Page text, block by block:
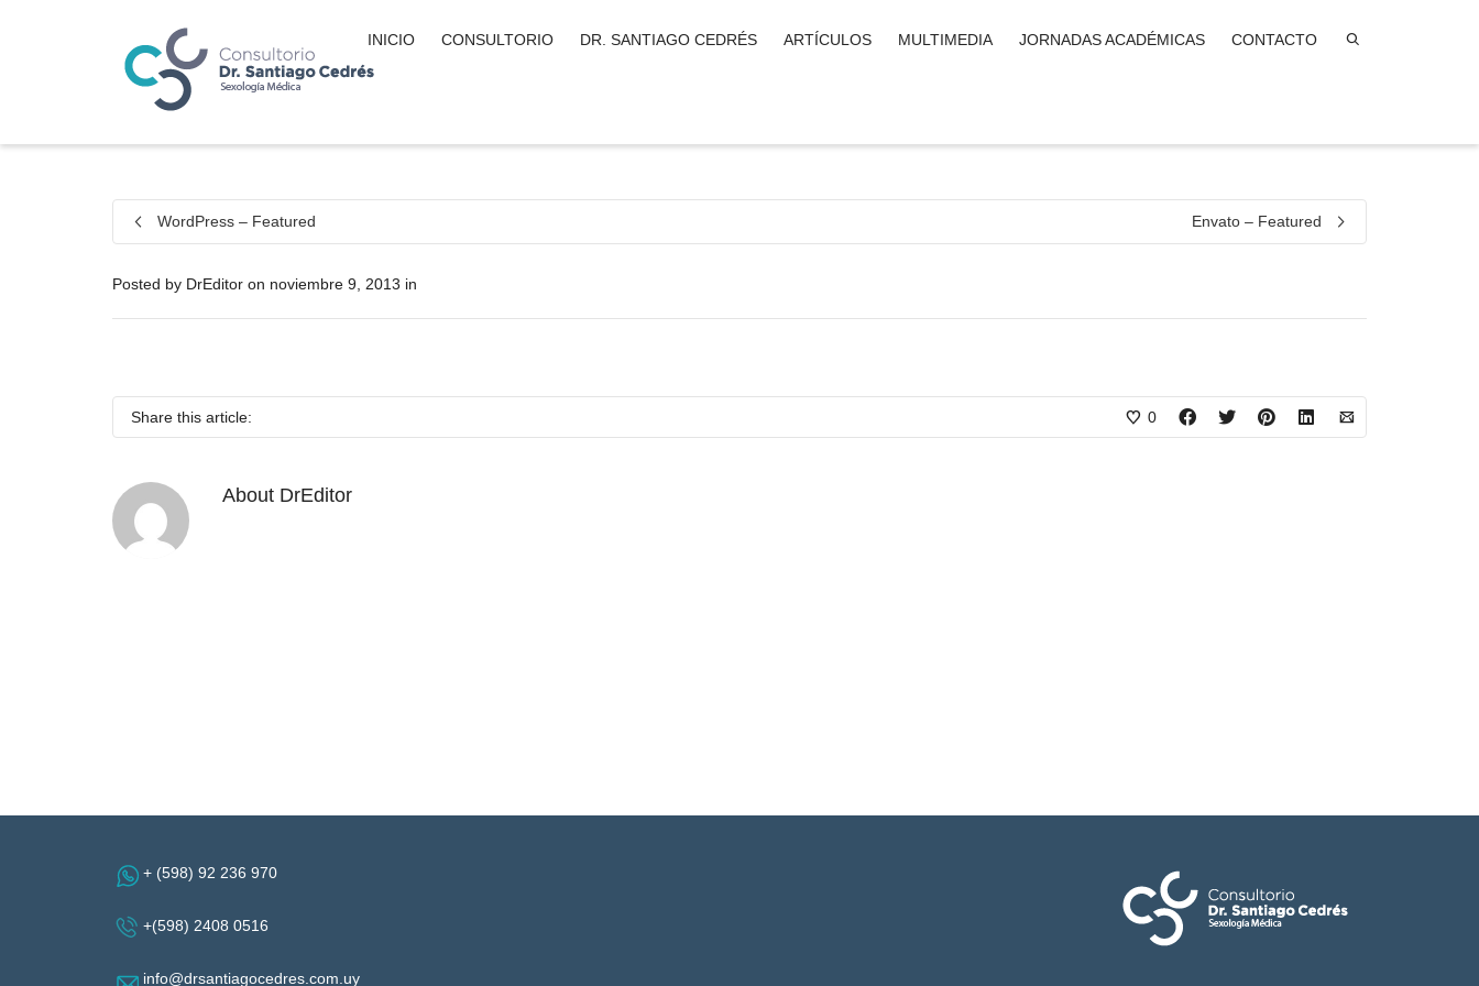
INICIO CONSULTORIO DR. SANTIAGO CEDRÉS ARTÍCULOS MULTIMEDIA JORNADAS ACADÉMICAS CONTACTO
WordPress – Featured Envato – Featured
Posted by DrEditor on noviembre 9, 2013 in
Share this article: 0
About DrEditor
+ (598) 92 236 970
+(598) 2408 0516
info@drsantiagocedres.com.uy